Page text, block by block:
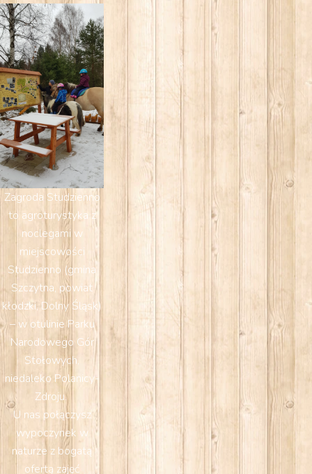
Zagroda Studzienno
to agroturystyka z
noclegami w
miejscowości
Studzienno (gmina
Szczytna, powiat
kłodzki, Dolny Śląsk)
– w otulinie Parku
Narodowego Gór
Stołowych,
niedaleko Polanicy-
Zdroju.
U nas połączysz
wypoczynek w
naturze z bogatą
ofertą zajęć